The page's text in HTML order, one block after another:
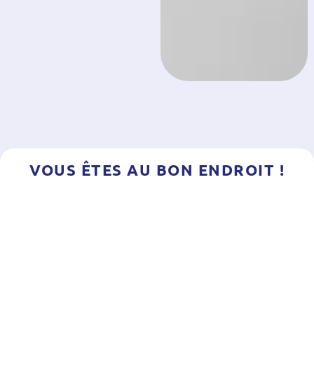
VOUS ÊTES AU BON ENDROIT !